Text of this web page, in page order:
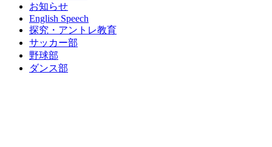
お知らせ
English Speech
探究・アントレ教育
サッカー部
野球部
ダンス部